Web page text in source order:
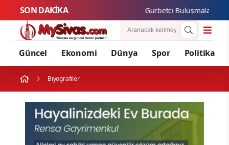
SON DAKİKA Gurbetçi Buluşmaları ve
Güncel Ekonomi Dünya Spor Politika
Biyografiler